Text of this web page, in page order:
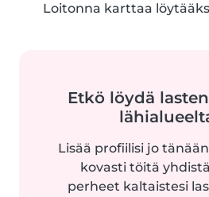
Loitonna karttaa
Etkö löydä
Lisää profiilisi jo
kovasti töitä
perheet kaltaistesi